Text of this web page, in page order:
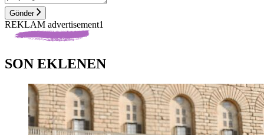
Gönder
REKLAM advertisement1
SON EKLENEN